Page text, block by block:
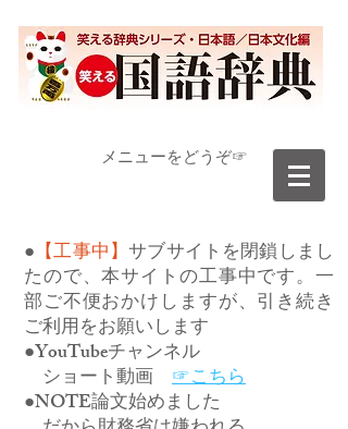
​メニューをどうぞ☞
● 【工事中】サブサイトを閉鎖しまし
たので、本サイトの工事中です。一
部ご不便おかけしますが、引き続き
ご利用をお願いします
●YouTubeチャンネル
ショート動画 ☞こちら
●NOTE論文始めました